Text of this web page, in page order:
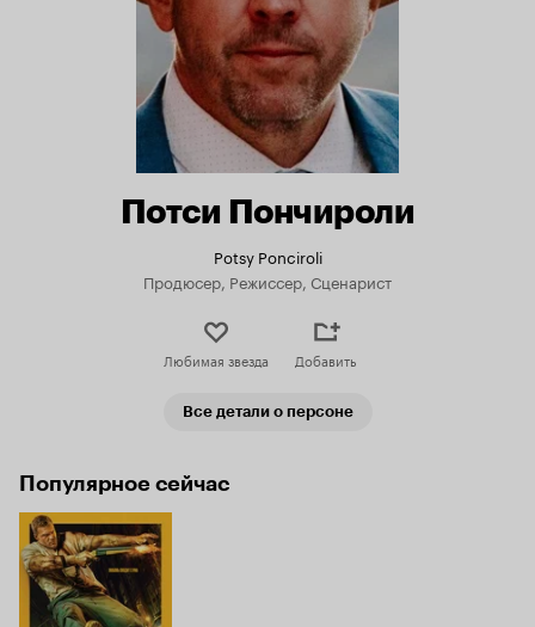
Потси Пончироли
Potsy Ponciroli
Продюсер, Режиссер, Сценарист
Любимая звезда Добавить
Все детали о персоне
Популярное сейчас